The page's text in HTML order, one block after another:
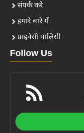
संपर्क करे
हमारे बारे में
प्राइवेसी पालिसी
Follow Us